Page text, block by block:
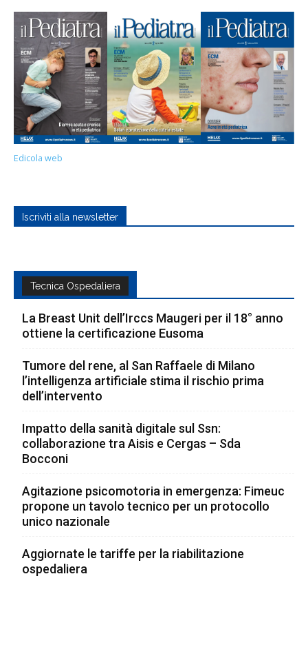
Edicola web
Iscriviti alla newsletter
Tecnica Ospedaliera
La Breast Unit dell’Irccs Maugeri per il 18° anno
ottiene la certificazione Eusoma
Tumore del rene, al San Raffaele di Milano
l’intelligenza artificiale stima il rischio prima
dell’intervento
Impatto della sanità digitale sul Ssn:
collaborazione tra Aisis e Cergas – Sda
Bocconi
Agitazione psicomotoria in emergenza: Fimeuc
propone un tavolo tecnico per un protocollo
unico nazionale
Aggiornate le tariffe per la riabilitazione
ospedaliera